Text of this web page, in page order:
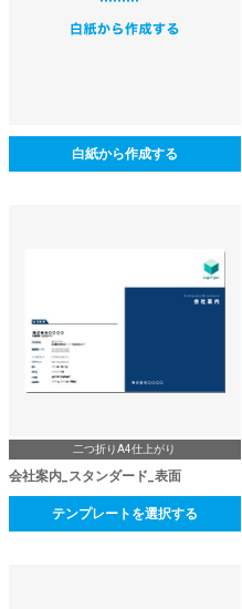
白紙から作成する
二つ折りA4仕上がり
会社案内_スタンダード_表面
テンプレートを選択する